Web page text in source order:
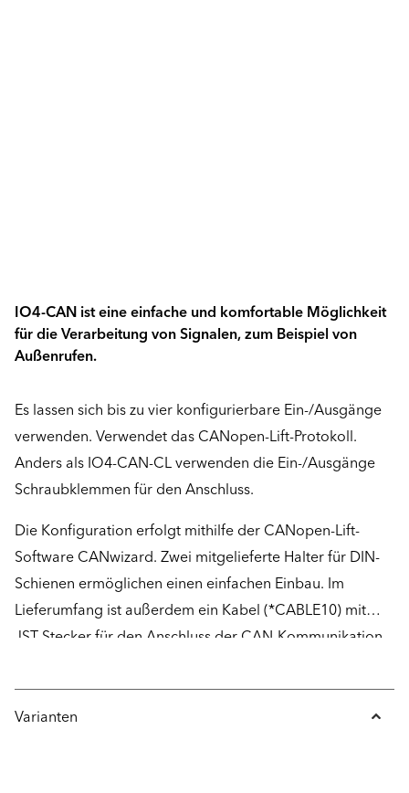
IO4-CAN ist eine einfache und komfortable Möglichkeit
für die Verarbeitung von Signalen, zum Beispiel von
Außenrufen.
Es lassen sich bis zu vier konfigurierbare Ein-/Ausgänge
verwenden. Verwendet das CANopen-Lift-Protokoll.
Anders als IO4-CAN-CL verwenden die Ein-/Ausgänge
Schraubklemmen für den Anschluss.
Die Konfiguration erfolgt mithilfe der CANopen-Lift-
Software CANwizard. Zwei mitgelieferte Halter für DIN-
Schienen ermöglichen einen einfachen Einbau. Im
Lieferumfang ist außerdem ein Kabel (*CABLE10) mit
JST-Stecker für den Anschluss der CAN-Kommunikation
des Gerätes ermöglicht eine einfache übertragung der
Konfiguration zwischen zwei IO4-CANs.
Varianten